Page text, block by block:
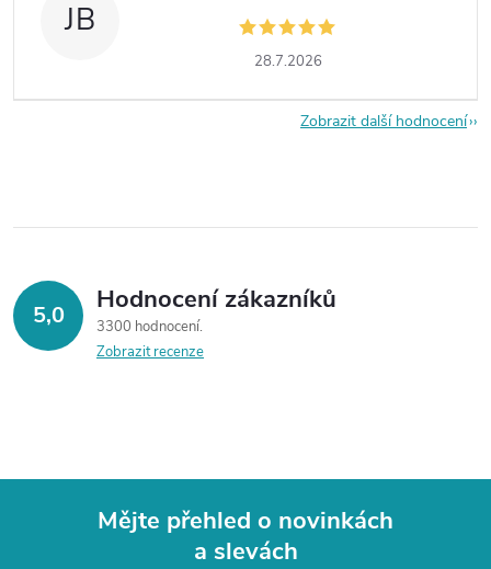
JB
28.7.2026
Zobrazit další hodnocení
5,0 Hodnocení zákazníků
3300 hodnocení
Zobrazit recenze
Mějte přehled o novinkách
a slevách